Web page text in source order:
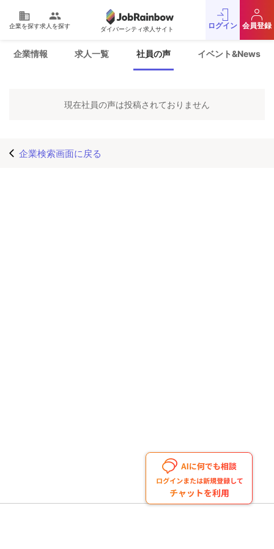
domain
企業を探す
people
求人を探す ダイバーシティ求人サイト ログイン 会員登録
企業情報 求人一覧 社員の声 イベント&News
現在社員の声は投稿されておりません
arrow_back_ios 企業検索画面に戻る
プライバシーポリシー